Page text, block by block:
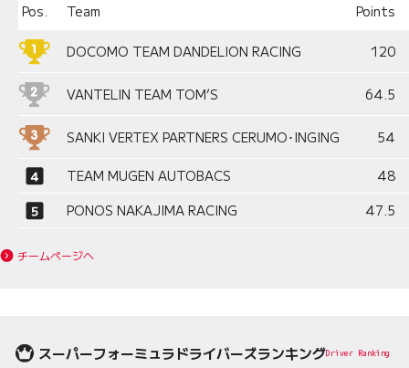
Pos. Team Points
DOCOMO TEAM DANDELION RACING 120
VANTELIN TEAM TOM’S 64.5
SANKI VERTEX PARTNERS CERUMO･INGING 54
TEAM MUGEN AUTOBACS
48
PONOS NAKAJIMA RACING
47.5
チームページへ
スーパーフォーミュラドライバーズランキングDriver Ranking